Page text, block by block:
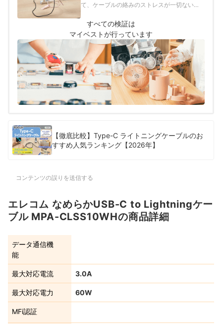
て、ケーブルの絡みのストレスが一切ない商
ました。
すべての検証は
マイベストが行っています
【徹底比較】Type-C ライトニングケーブルのお
すすめ人気ランキング【2026年】
コンテンツの誤りを送信する
エレコム なめらかUSB-C to Lightningケー
ブル MPA-CLSS10WHの商品詳細
データ通信機
能
最大対応電流 3.0A
最大対応電力 60W
MFi認証